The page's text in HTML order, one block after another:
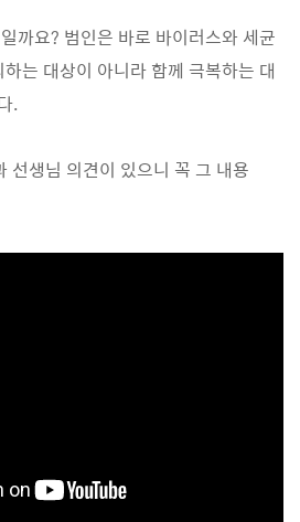
까요? 범인은 바로 바이러스와 세균
는 대상이 아니라 함께 극복하는 대
.
선생님 의견이 있으니 꼭 그 내용